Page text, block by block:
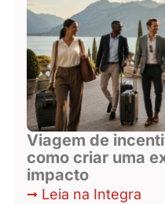
Viagem de
como criar uma
impacto
Leia na Integra